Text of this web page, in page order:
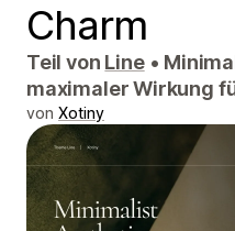
Charm
Teil von Line •
maximaler Wirkung
von Xotiny